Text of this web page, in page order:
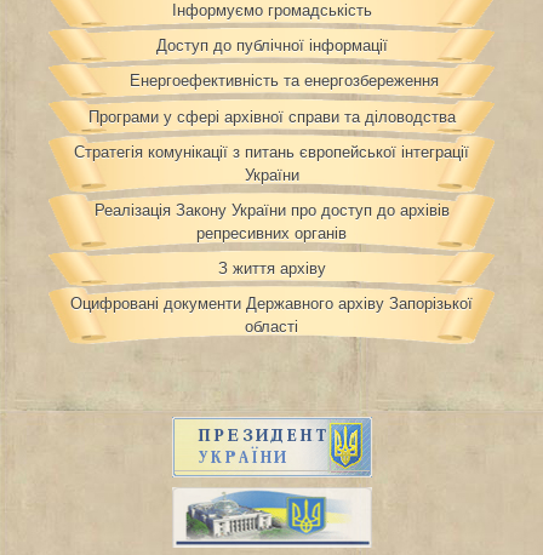
Інформуємо громадськість
Доступ до публічної інформації
Енергоефективність та енергозбереження
Програми у сфері архівної справи та діловодства
Стратегія комунікації з питань європейської інтеграції
України
Реалізація Закону України про доступ до архівів
репресивних органів
З життя архіву
Оцифровані документи Державного архіву Запорізької
області